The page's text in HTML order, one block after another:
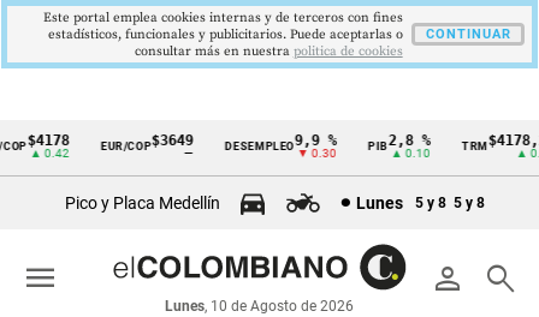
Cintillo
económicos
Colombia
$4178
▲ 0.42
EUR/COP$3649 DESEMPLEO9,9 %
▼ 0.30
2,8 %
▲ 0.10
TRM$4178,23
▲ 0.42
Pico y Placa Medellín Lunes 5 y 8 5 y 8
person search
Lunes, 10 de Agosto de 2026
menu
Este portal emplea cookies internas y de terceros con fines
estadísticos, funcionales y publicitarios. Puede aceptarlas o
consultar más en nuestra politica de cookies
CONTINUAR